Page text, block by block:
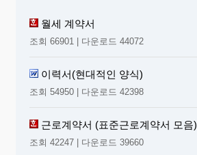
월세 계약서
조회 66901 | 다운로드 44072
이력서(현대적인 양식)
조회 54950 | 다운로드 42398
근로계약서 (표준근로계약서 모음)
조회 42247 | 다운로드 39660